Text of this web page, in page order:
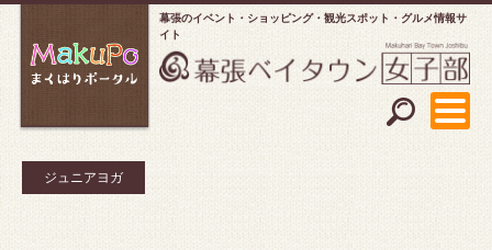
幕張のイベント・ショッピング
観光スポット・グルメ情報サ
イト
ジュニアヨガ